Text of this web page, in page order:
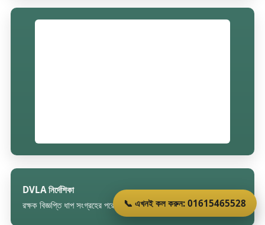
DVLA নির্দেশিকা
রক্ষক বিজ্ঞপ্তি ধাপ সংগ্রহের পরে ব্যাখ্যা করা হয়েছে।📞 এখনই কল করুন: 01615465528